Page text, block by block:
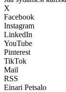
X
Facebook
Instagram
LinkedIn
YouTube
Pinterest
TikTok
Mail
RSS
Einari Petsalo